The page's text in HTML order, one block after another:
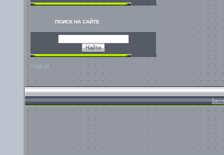
ПОИСК НА САЙТЕ
/register